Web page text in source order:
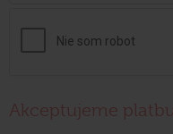
Akceptujeme